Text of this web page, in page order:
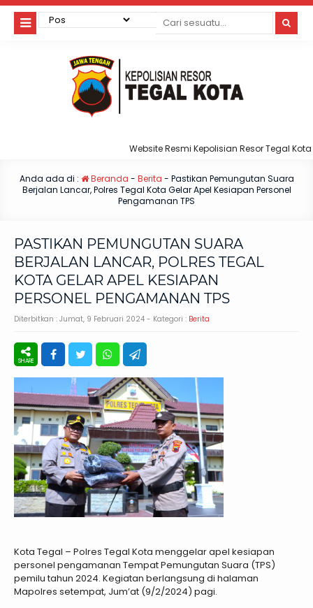
Website Resmi Kepolisian Resor Tegal Kota
Anda ada di : Beranda - Berita - Pastikan Pemungutan Suara
Berjalan Lancar, Polres Tegal Kota Gelar Apel Kesiapan Personel
Pengamanan TPS
PASTIKAN PEMUNGUTAN SUARA
BERJALAN LANCAR, POLRES TEGAL
KOTA GELAR APEL KESIAPAN
PERSONEL PENGAMANAN TPS
Diterbitkan : Jumat, 9 Februari 2024 - Kategori : Berita
Kota Tegal – Polres Tegal Kota menggelar apel kesiapan
personel pengamanan Tempat Pemungutan Suara (TPS)
pemilu tahun 2024. Kegiatan berlangsung di halaman
Mapolres setempat, Jum’at (9/2/2024) pagi.